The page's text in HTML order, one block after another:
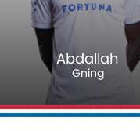
Abdallah
Gning